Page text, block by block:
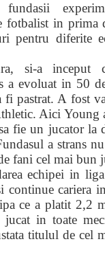
fotbalist in prima
pentru diferite
si-a inceput
a evoluat in 50
fi pastrat. A fost
Aici Young
fie un jucator la
a strans
fani cel mai bun
echipei in
continue cariera
ce a platit 2,2
in toate
titulul de cel